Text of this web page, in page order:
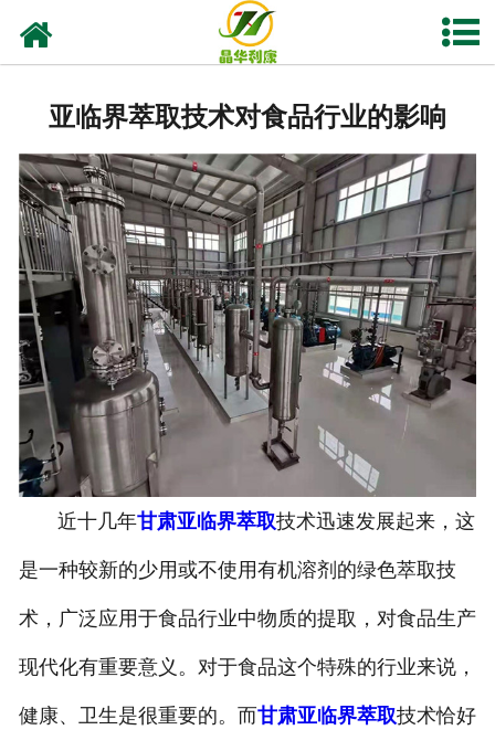
业务及应用
工程业绩
技术资料
新闻中心
关于晶华
联系我们
亚临界萃取技术对食品行业的影响
近十几年甘肃亚临界萃取技术迅速发展起来，这
是一种较新的少用或不使用有机溶剂的绿色萃取技
术，广泛应用于食品行业中物质的提取，对食品生产
现代化有重要意义。对于食品这个特殊的行业来说，
健康、卫生是很重要的。而甘肃亚临界萃取技术恰好